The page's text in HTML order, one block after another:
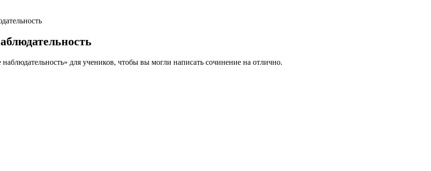
для учеников, чтобы вы могли написать сочинение на отлично.